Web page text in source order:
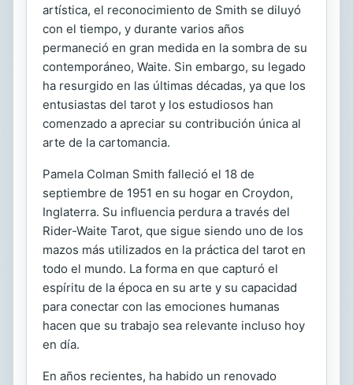
artística, el reconocimiento de Smith se diluyó
con el tiempo, y durante varios años
permaneció en gran medida en la sombra de su
contemporáneo, Waite. Sin embargo, su legado
ha resurgido en las últimas décadas, ya que los
entusiastas del tarot y los estudiosos han
comenzado a apreciar su contribución única al
arte de la cartomancia.
Pamela Colman Smith falleció el 18 de
septiembre de 1951 en su hogar en Croydon,
Inglaterra. Su influencia perdura a través del
Rider-Waite Tarot, que sigue siendo uno de los
mazos más utilizados en la práctica del tarot en
todo el mundo. La forma en que capturó el
espíritu de la época en su arte y su capacidad
para conectar con las emociones humanas
hacen que su trabajo sea relevante incluso hoy
en día.
En años recientes, ha habido un renovado